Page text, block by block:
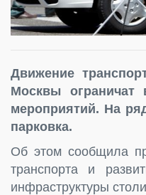
Движение
Москвы ограничат
мероприятий. На
парковка.
Об этом сообщила
транспорта и
инфраструктуры